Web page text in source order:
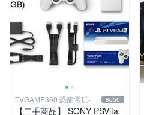
TVGAME360 恐龍電玩-台
中店
8650
【二手商品】 SONY PSVita